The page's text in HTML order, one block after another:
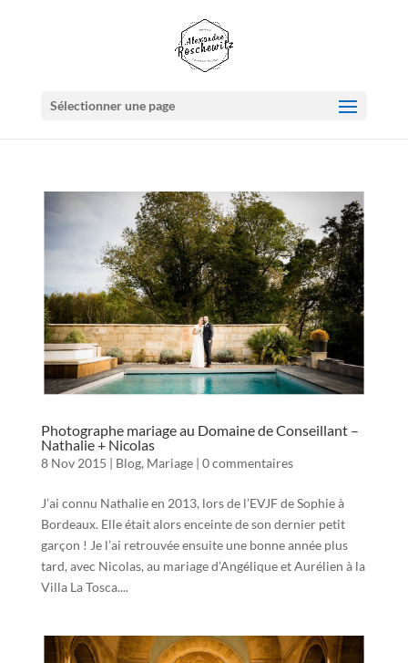
Sélectionner une page
Photographe mariage au Domaine de Conseillant –
Nathalie + Nicolas
8 Nov 2015 | Blog, Mariage| 0 commentaires
J’ai connu Nathalie en 2013, lors de l’EVJF de Sophie à
Bordeaux. Elle était alors enceinte de son dernier petit
garçon ! Je l’ai retrouvée ensuite une bonne année plus
tard, avec Nicolas, au mariage d’Angélique et Aurélien à la
Villa La Tosca....